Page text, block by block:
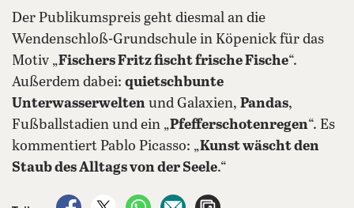
Der Publikumspreis geht diesmal an die
Wendenschloß-Grundschule in Köpenick für das
Motiv „Fischers Fritz fischt frische Fische“.
Außerdem dabei: quietschbunte
Unterwasserwelten und Galaxien, Pandas,
Fußballstadien und ein „Pfefferschotenregen“. Es
kommentiert Pablo Picasso: „Kunst wäscht den
Staub des Alltags von der Seele.“
auf Facebook teilen
auf X teilenper WhatsApp teilen
per E-Mail teilen